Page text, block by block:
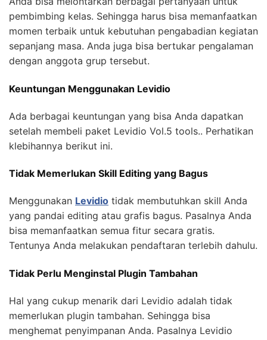
pembimbing kelas. Sehingga harus bisa memanfaatkan
momen terbaik untuk kebutuhan pengabadian kegiatan
sepanjang masa. Anda juga bisa bertukar pengalaman
dengan anggota grup tersebut.
Keuntungan Menggunakan Levidio
Ada berbagai keuntungan yang bisa Anda dapatkan
setelah membeli paket Levidio Vol.5 tools.. Perhatikan
klebihannya berikut ini.
Tidak Memerlukan Skill Editing yang Bagus
Menggunakan Levidio tidak membutuhkan skill Anda
yang pandai editing atau grafis bagus. Pasalnya Anda
bisa memanfaatkan semua fitur secara gratis.
Tentunya Anda melakukan pendaftaran terlebih dahulu.
Tidak Perlu Menginstal Plugin Tambahan
Hal yang cukup menarik dari Levidio adalah tidak
memerlukan plugin tambahan. Sehingga bisa
menghemat penyimpanan Anda. Pasalnya Levidio